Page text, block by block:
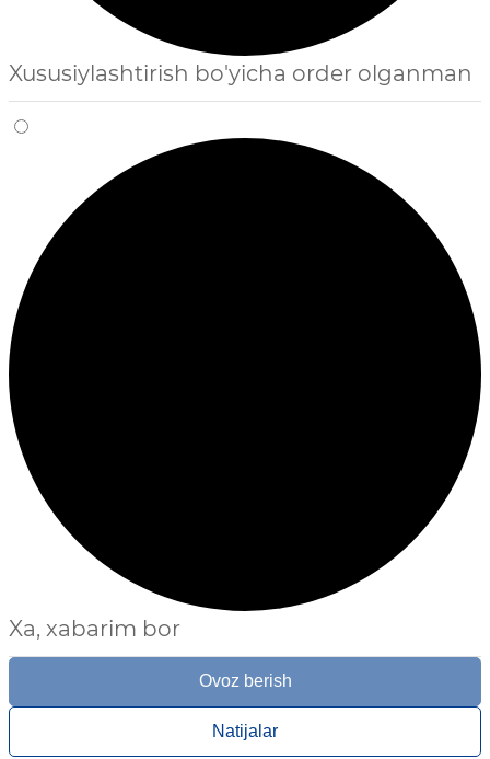
Xususiylashtirish bo'yicha order olganman
Xa, xabarim bor
Ovoz berish
Natijalar